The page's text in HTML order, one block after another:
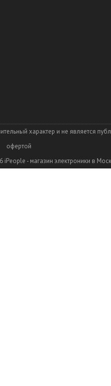
характер и не является
офертой
iPeople - магазин электроники в